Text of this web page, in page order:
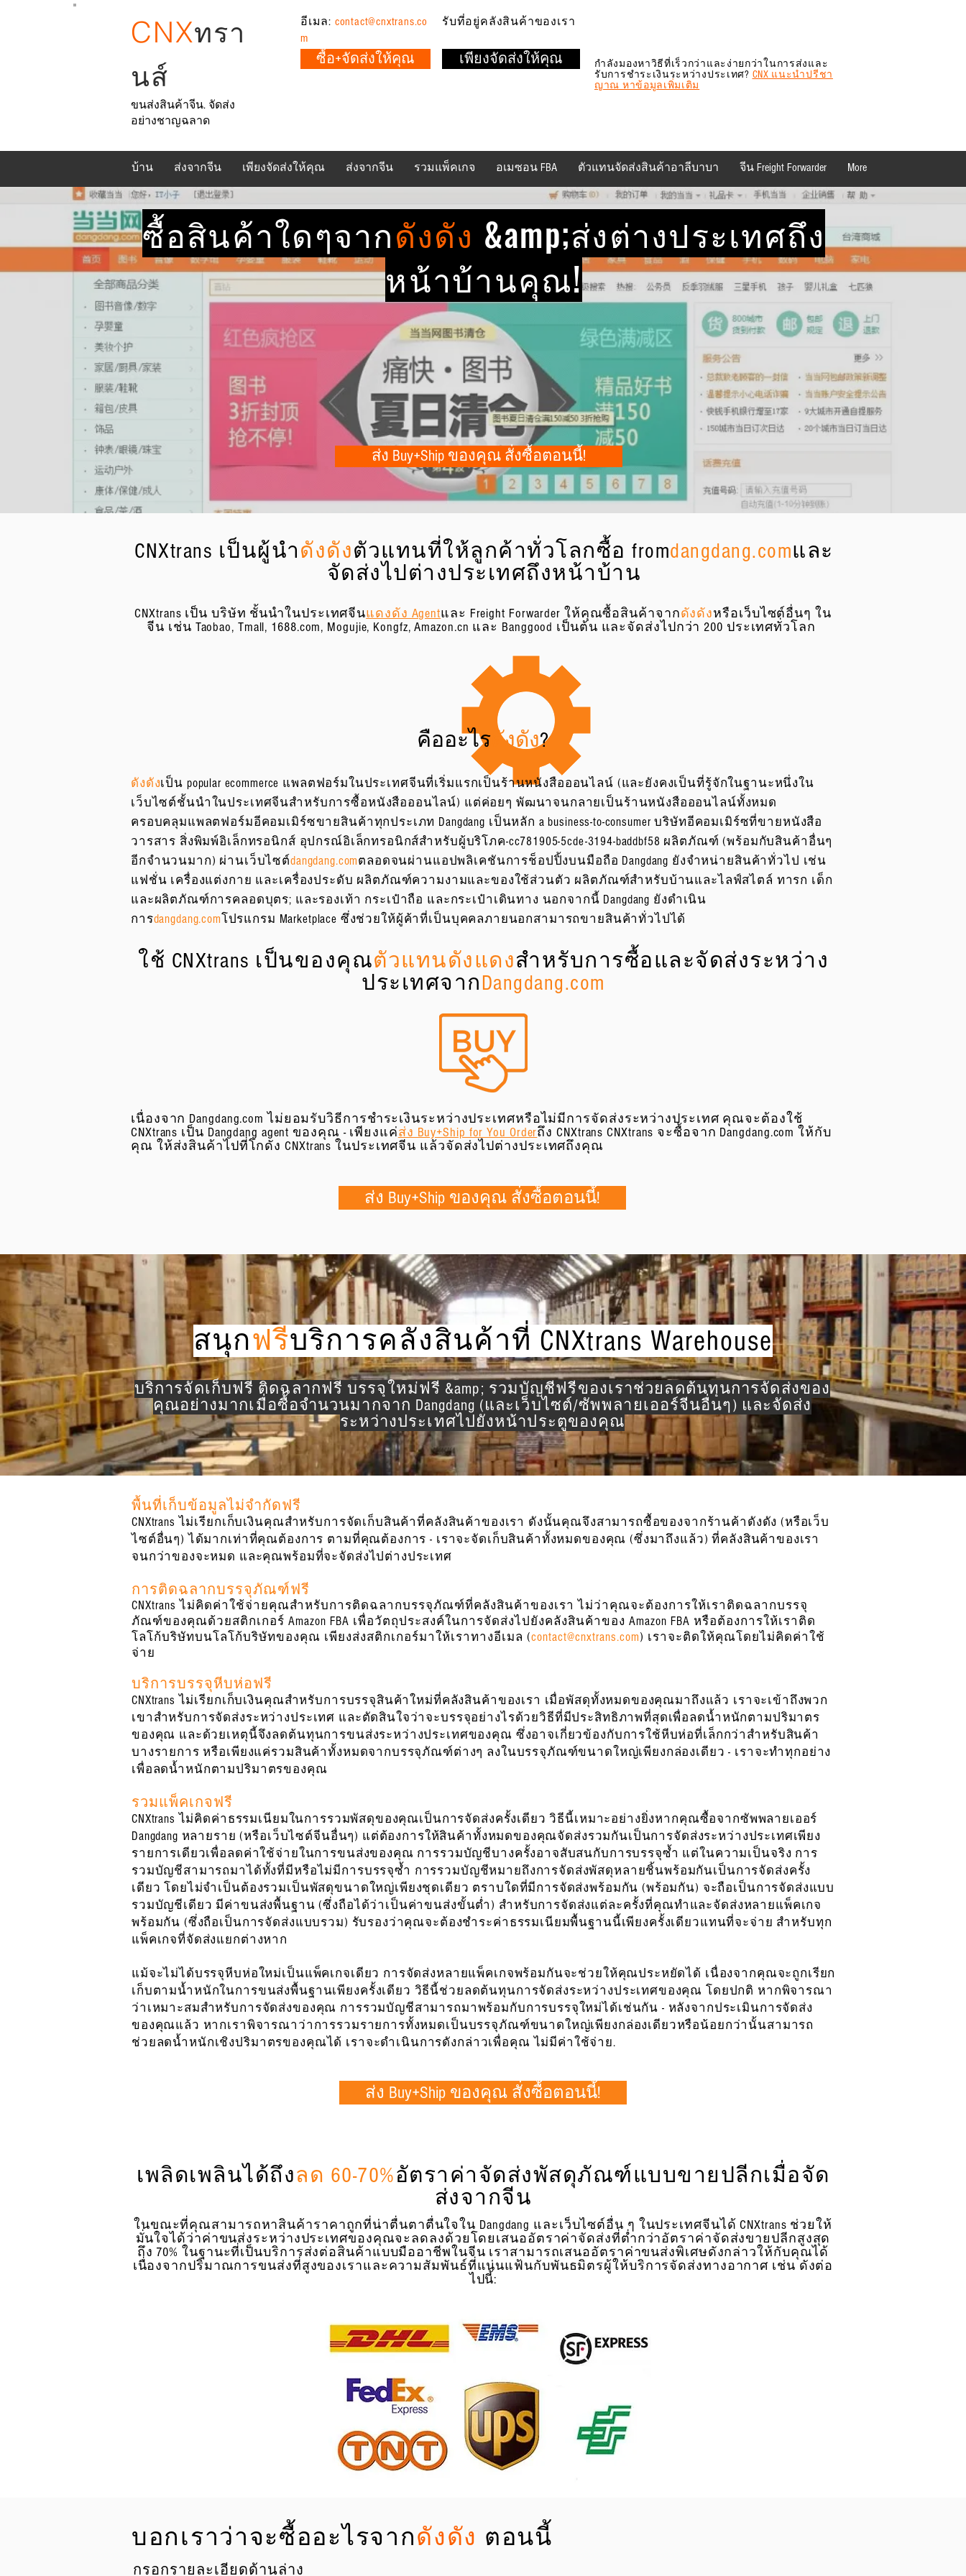
CNXทรา
นส์
ขนส่งสินค้าจีน. จัดส่ง
อย่างชาญฉลาด
อีเมล: contact@cnxtrans.co
m
ซื้อ+จัดส่งให้คุณ
รับที่อยู่คลังสินค้าของเรา
เพียงจัดส่งให้คุณ
กำลังมองหาวิธีที่เร็วกว่าและง่ายกว่าในการส่งและ
รับการชำระเงินระหว่างประเทศ? CNX แนะนำปรีชา
ญาณ หาข้อมูลเพิ่มเติม
บ้าน ส่งจากจีน เพียงจัดส่งให้คุณ ส่งจากจีน รวมแพ็คเกจ อเมซอน FBA ตัวแทนจัดส่งสินค้าอาลีบาบา จีน Freight Forwarder More
ซื้อสินค้าใดๆจากดังดัง &amp;ส่งต่างประเทศถึง
หน้าบ้านคุณ!
บริการจัดซื้อ (Buy-For-Me) สำหรับ Dangdang.com
เพลิดเพลินกับการจัดเก็บ รวบรวม และบรรจุใหม่ฟรีที่ China Warehouse ของเราก่อนจัดส่งไปต่าง
ประเทศ
เราจะนำใบเสร็จที่ไม่จำเป็นออกทั้งหมดและบรรจุสินค้าของคุณอย่างมีประสิทธิภาพเพื่อลดน้ำ
หนักที่เรียกเก็บได้
ส่ง Buy+Ship ของคุณ สั่งซื้อตอนนี้!
CNXtrans เป็นผู้นำดังดังตัวแทนที่ให้ลูกค้าทั่วโลกซื้อ fromdangdang.comและ
จัดส่งไปต่างประเทศถึงหน้าบ้าน
CNXtrans เป็น บริษัท ชั้นนำในประเทศจีนแดงดัง Agentและ Freight Forwarder ให้คุณซื้อสินค้าจากดังดังหรือเว็บไซต์อื่นๆ ใน
จีน เช่น Taobao, Tmall, 1688.com, Mogujie, Kongfz, Amazon.cn และ Banggood เป็นต้น และจัดส่งไปกว่า 200 ประเทศทั่วโลก
คืออะไร ดังดัง?
ดังดังเป็น popular ecommerce แพลตฟอร์มในประเทศจีนที่เริ่มแรกเป็นร้านหนังสือออนไลน์ (และยังคงเป็นที่รู้จักในฐานะหนึ่งใน
เว็บไซต์ชั้นนำในประเทศจีนสำหรับการซื้อหนังสือออนไลน์) แต่ค่อยๆ พัฒนาจนกลายเป็นร้านหนังสือออนไลน์ทั้งหมด
ครอบคลุมแพลตฟอร์มอีคอมเมิร์ซขายสินค้าทุกประเภท Dangdang เป็นหลัก a business-to-consumer บริษัทอีคอมเมิร์ซที่ขายหนังสือ
วารสาร สิ่งพิมพ์อิเล็กทรอนิกส์ อุปกรณ์อิเล็กทรอนิกส์สำหรับผู้บริโภค-cc781905-5cde-3194-baddbf58 ผลิตภัณฑ์ (พร้อมกับสินค้าอื่นๆ
อีกจำนวนมาก) ผ่านเว็บไซต์dangdang.comตลอดจนผ่านแอปพลิเคชันการช็อปปิ้งบนมือถือ Dangdang ยังจำหน่ายสินค้าทั่วไป เช่น
แฟชั่น เครื่องแต่งกาย และเครื่องประดับ ผลิตภัณฑ์ความงามและของใช้ส่วนตัว ผลิตภัณฑ์สำหรับบ้านและไลฟ์สไตล์ ทารก เด็ก
และผลิตภัณฑ์การคลอดบุตร; และรองเท้า กระเป๋าถือ และกระเป๋าเดินทาง นอกจากนี้ Dangdang ยังดำเนิน
การdangdang.comโปรแกรม Marketplace ซึ่งช่วยให้ผู้ค้าที่เป็นบุคคลภายนอกสามารถขายสินค้าทั่วไปได้
ใช้ CNXtrans เป็นของคุณตัวแทนดังแดงสำหรับการซื้อและจัดส่งระหว่าง
ประเทศจากDangdang.com
เนื่องจาก Dangdang.com ไม่ยอมรับวิธีการชำระเงินระหว่างประเทศหรือไม่มีการจัดส่งระหว่างประเทศ คุณจะต้องใช้
CNXtrans เป็น Dangdang agent ของคุณ - เพียงแค่ส่ง Buy+Ship for You Orderถึง CNXtrans CNXtrans จะซื้อจาก Dangdang.com ให้กับ
คุณ ให้ส่งสินค้าไปที่โกดัง CNXtrans ในประเทศจีน แล้วจัดส่งไปต่างประเทศถึงคุณ
ส่ง Buy+Ship ของคุณ สั่งซื้อตอนนี้!
สนุกฟรีบริการคลังสินค้าที่ CNXtrans Warehouse
บริการจัดเก็บฟรี ติดฉลากฟรี บรรจุใหม่ฟรี &amp; รวมบัญชีฟรีของเราช่วยลดต้นทุนการจัดส่งของ
คุณอย่างมากเมื่อซื้อจำนวนมากจาก Dangdang (และเว็บไซต์/ซัพพลายเออร์จีนอื่นๆ) และจัดส่ง
ระหว่างประเทศไปยังหน้าประตูของคุณ
พื้นที่เก็บข้อมูลไม่จำกัดฟรี
CNXtrans ไม่เรียกเก็บเงินคุณสำหรับการจัดเก็บสินค้าที่คลังสินค้าของเรา ดังนั้นคุณจึงสามารถซื้อของจากร้านค้าดังดัง (หรือเว็บ
ไซต์อื่นๆ) ได้มากเท่าที่คุณต้องการ ตามที่คุณต้องการ - เราจะจัดเก็บสินค้าทั้งหมดของคุณ (ซึ่งมาถึงแล้ว) ที่คลังสินค้าของเรา
จนกว่าของจะหมด และคุณพร้อมที่จะจัดส่งไปต่างประเทศ
การติดฉลากบรรจุภัณฑ์ฟรี
CNXtrans ไม่คิดค่าใช้จ่ายคุณสำหรับการติดฉลากบรรจุภัณฑ์ที่คลังสินค้าของเรา ไม่ว่าคุณจะต้องการให้เราติดฉลากบรรจุ
ภัณฑ์ของคุณด้วยสติกเกอร์ Amazon FBA เพื่อวัตถุประสงค์ในการจัดส่งไปยังคลังสินค้าของ Amazon FBA หรือต้องการให้เราติด
โลโก้บริษัทบนโลโก้บริษัทของคุณ เพียงส่งสติกเกอร์มาให้เราทางอีเมล (contact@cnxtrans.com) เราจะติดให้คุณโดยไม่คิดค่าใช้
จ่าย
บริการบรรจุหีบห่อฟรี
CNXtrans ไม่เรียกเก็บเงินคุณสำหรับการบรรจุสินค้าใหม่ที่คลังสินค้าของเรา เมื่อพัสดุทั้งหมดของคุณมาถึงแล้ว เราจะเข้าถึงพวก
เขาสำหรับการจัดส่งระหว่างประเทศ และตัดสินใจว่าจะบรรจุอย่างไรด้วยวิธีที่มีประสิทธิภาพที่สุดเพื่อลดน้ำหนักตามปริมาตร
ของคุณ และด้วยเหตุนี้จึงลดต้นทุนการขนส่งระหว่างประเทศของคุณ ซึ่งอาจเกี่ยวข้องกับการใช้หีบห่อที่เล็กกว่าสำหรับสินค้า
บางรายการ หรือเพียงแค่รวมสินค้าทั้งหมดจากบรรจุภัณฑ์ต่างๆ ลงในบรรจุภัณฑ์ขนาดใหญ่เพียงกล่องเดียว - เราจะทำทุกอย่าง
เพื่อลดน้ำหนักตามปริมาตรของคุณ
รวมแพ็คเกจฟรี
CNXtrans ไม่คิดค่าธรรมเนียมในการรวมพัสดุของคุณเป็นการจัดส่งครั้งเดียว วิธีนี้เหมาะอย่างยิ่งหากคุณซื้อจากซัพพลายเออร์
Dangdang หลายราย (หรือเว็บไซต์จีนอื่นๆ) แต่ต้องการให้สินค้าทั้งหมดของคุณจัดส่งรวมกันเป็นการจัดส่งระหว่างประเทศเพียง
รายการเดียวเพื่อลดค่าใช้จ่ายในการขนส่งของคุณ การรวมบัญชีบางครั้งอาจสับสนกับการบรรจุซ้ำ แต่ในความเป็นจริง การ
รวมบัญชีสามารถมาได้ทั้งที่มีหรือไม่มีการบรรจุซ้ำ การรวมบัญชีหมายถึงการจัดส่งพัสดุหลายชิ้นพร้อมกันเป็นการจัดส่งครั้ง
เดียว โดยไม่จำเป็นต้องรวมเป็นพัสดุขนาดใหญ่เพียงชุดเดียว ตราบใดที่มีการจัดส่งพร้อมกัน (พร้อมกัน) จะถือเป็นการจัดส่งแบบ
รวมบัญชีเดียว มีค่าขนส่งพื้นฐาน (ซึ่งถือได้ว่าเป็นค่าขนส่งขั้นต่ำ) สำหรับการจัดส่งแต่ละครั้งที่คุณทำและจัดส่งหลายแพ็คเกจ
พร้อมกัน (ซึ่งถือเป็นการจัดส่งแบบรวม) รับรองว่าคุณจะต้องชำระค่าธรรมเนียมพื้นฐานนี้เพียงครั้งเดียวแทนที่จะจ่าย สำหรับทุก
แพ็คเกจที่จัดส่งแยกต่างหาก
แม้จะไม่ได้บรรจุหีบห่อใหม่เป็นแพ็คเกจเดียว การจัดส่งหลายแพ็คเกจพร้อมกันจะช่วยให้คุณประหยัดได้ เนื่องจากคุณจะถูกเรียก
เก็บตามน้ำหนักในการขนส่งพื้นฐานเพียงครั้งเดียว วิธีนี้ช่วยลดต้นทุนการจัดส่งระหว่างประเทศของคุณ โดยปกติ หากพิจารณา
ว่าเหมาะสมสำหรับการจัดส่งของคุณ การรวมบัญชีสามารถมาพร้อมกับการบรรจุใหม่ได้เช่นกัน - หลังจากประเมินการจัดส่ง
ของคุณแล้ว หากเราพิจารณาว่าการรวมรายการทั้งหมดเป็นบรรจุภัณฑ์ขนาดใหญ่เพียงกล่องเดียวหรือน้อยกว่านั้นสามารถ
ช่วยลดน้ำหนักเชิงปริมาตรของคุณได้ เราจะดำเนินการดังกล่าวเพื่อคุณ ไม่มีค่าใช้จ่าย.
ส่ง Buy+Ship ของคุณ สั่งซื้อตอนนี้!
เพลิดเพลินได้ถึงลด 60-70%อัตราค่าจัดส่งพัสดุภัณฑ์แบบขายปลีกเมื่อจัด
ส่งจากจีน
ในขณะที่คุณสามารถหาสินค้าราคาถูกที่น่าตื่นตาตื่นใจใน Dangdang และเว็บไซต์อื่น ๆ ในประเทศจีนได้ CNXtrans ช่วยให้
มั่นใจได้ว่าค่าขนส่งระหว่างประเทศของคุณจะลดลงด้วยโดยเสนออัตราค่าจัดส่งที่ต่ำกว่าอัตราค่าจัดส่งขายปลีกสูงสุด
ถึง 70% ในฐานะที่เป็นบริการส่งต่อสินค้าแบบมืออาชีพในจีน เราสามารถเสนออัตราค่าขนส่งพิเศษดังกล่าวให้กับคุณได้
เนื่องจากปริมาณการขนส่งที่สูงของเราและความสัมพันธ์ที่แน่นแฟ้นกับพันธมิตรผู้ให้บริการจัดส่งทางอากาศ เช่น ดังต่อ
ไปนี้:
บอกเราว่าจะซื้ออะไรจากดังดัง ตอนนี้
กรอกรายละเอียดด้านล่าง